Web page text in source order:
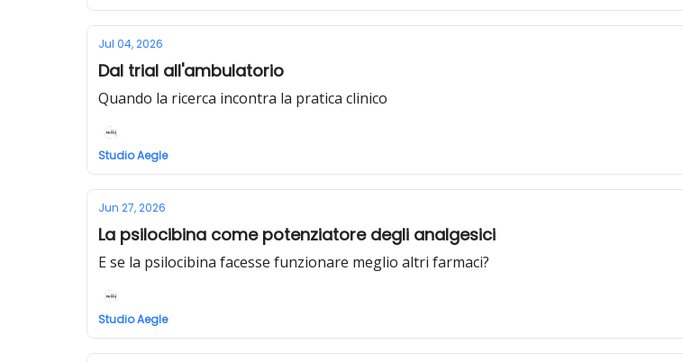
Jul 04, 2026
Dal trial all'ambulatorio
Quando la ricerca incontra la pratica clinico
Studio Aegle
Jun 27, 2026
La psilocibina come potenziatore degli analgesici
E se la psilocibina facesse funzionare meglio altri farmaci?
Studio Aegle